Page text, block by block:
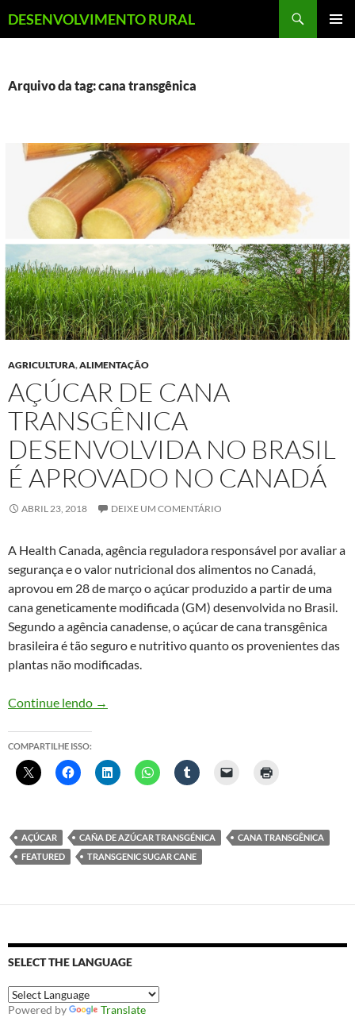
para
DESENVOLVIMENTO RURAL
Arquivo da tag: cana transgênica
AGRICULTURA,ALIMENTAÇÃO
AÇÚCAR DE CANA
TRANSGÊNICA
DESENVOLVIDA NO BRASIL
É APROVADO NO CANADÁ
ABRIL 23, 2018 DEIXE UM COMENTÁRIO
A Health Canada, agência reguladora responsável por avaliar a
segurança e o valor nutricional dos alimentos no Canadá,
aprovou em 28 de março o açúcar produzido a partir de uma
cana geneticamente modificada (GM) desenvolvida no Brasil.
Segundo a agência canadense, o açúcar de cana transgênica
brasileira é tão seguro e nutritivo quanto os provenientes das
plantas não modificadas.
Continue lendo Açúcar de cana transgênica desenvolvida no
→
COMPARTILHE ISSO:
AÇÚCAR CAÑA DE AZÚCAR TRANSGÉNICA
CANA TRANSGÊNICA
FEATURED
TRANSGENIC SUGAR CANE
SELECT THE LANGUAGE
Powered by Translate